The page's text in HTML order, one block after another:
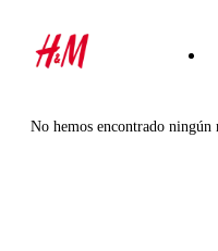
No hemos encontrado